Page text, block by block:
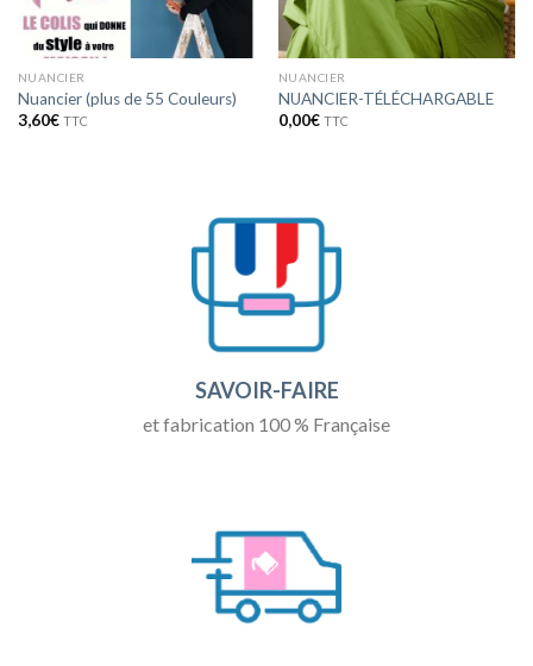
NUANCIER
Nuancier (plus de 55 Couleurs)
3,60€ TTC
NUANCIER
NUANCIER-TÉLÉCHARGABLE
0,00€ TTC
SAVOIR-FAIRE
et fabrication 100 % Française